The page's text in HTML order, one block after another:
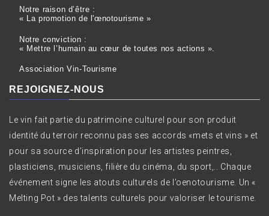
Notre raison d’être :
« La promotion de l'œnotourisme »
Notre conviction :
« Mettre l’humain au cœur de toutes nos actions ».
Association Vin-Tourisme
REJOIGNEZ-NOUS
Le vin fait partie du patrimoine culturel pour son produit
identité du terroir reconnu pas ses accords «mets et vins » et
pour sa source d’inspiration pour les artistes peintres,
plasticiens, musiciens, filière du cinéma, du sport,.. Chaque
événement signe les atouts culturels de l’oenotourisme. Un «
Melting Pot » des talents culturels pour valoriser le tourisme.